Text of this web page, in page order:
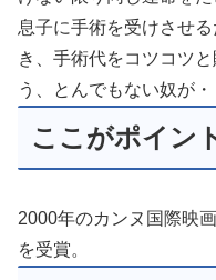
息子に手術を受けさせ
き、手術代をコツコツ
う、とんでもない奴が・
ここがポイン
2000年のカンヌ国際映
を受賞。